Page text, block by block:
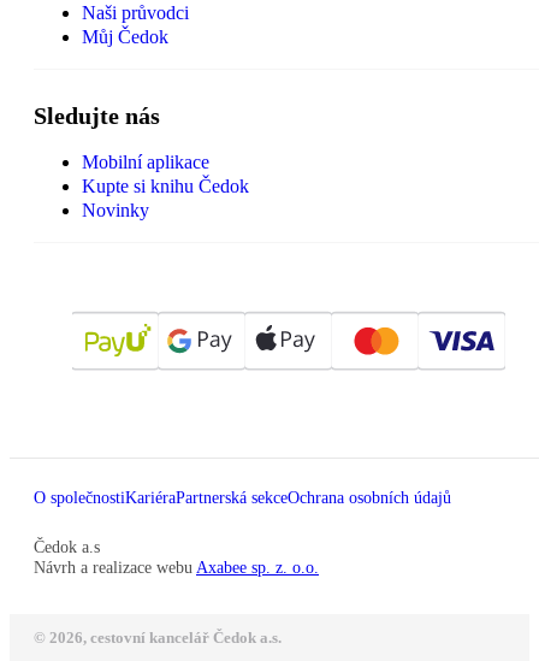
Naši průvodci
Můj Čedok
Sledujte nás
Mobilní aplikace
Kupte si knihu Čedok
Novinky
O společnostiKariéraPartnerská sekceOchrana osobních údajů
Čedok a.s
Návrh a realizace webu Axabee sp. z. o.o.
© 2026, cestovní kancelář Čedok a.s.